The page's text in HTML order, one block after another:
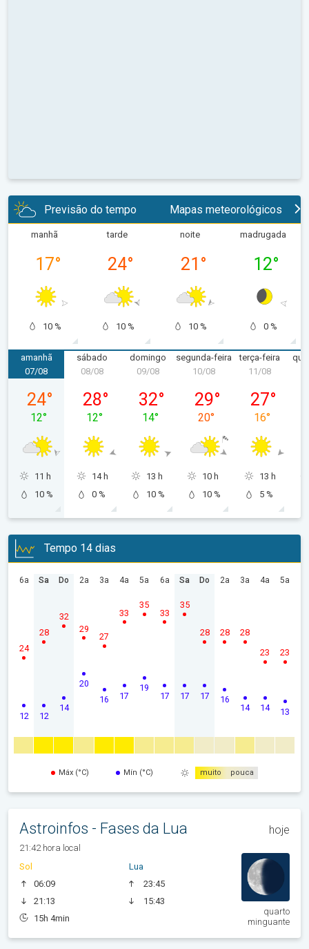
Previsão do tempo Mapas meteorológicos
manhã
17°
10 %
tarde
24°
10 %
noite
21 °
10 %
madrugada
12°
0 %
amanhã
sexta-feira, 07/08
07/08
24°
12°
11 h
10 %
sábado
sábado, 08/08
08/08
28°
12°
14 h
0 %
domingo
domingo, 09/08
09/08
32°
14°
13 h
10 %
segunda-feira
segunda-feira, 10/08
10/08
29°
20°
10 h
10 %
terça-feira
11/08
27°
16°
13 h
5 %
Tempo 14 dias
6a
12
24
Sa
12
28
Do
14
32
2a
20
29
3a
16
27
4a
17
33
5a
19
35
6a
17
33
Sa
17
35
Do
17
28
2a
16
28
3a
14
28
4a
14
23
5a
13
23
Máx (°C) Mín (°C) muito pouca
Astroinfos - Fases da Lua hoje
21:42 hora local
Sol
06:09
21:13
15h 4min
Lua
23:45
15:43
quarto
minguante